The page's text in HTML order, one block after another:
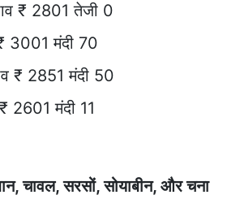
₹ 2801 तेजी 0
3001 मंदी 70
₹ 2851 मंदी 50
2601 मंदी 11
चावल, सरसों, सोयाबीन, और चना